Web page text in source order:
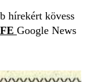
hírekért kövess
Google News